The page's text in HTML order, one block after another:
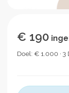
€ 190
Doel: € 1.000 · 3